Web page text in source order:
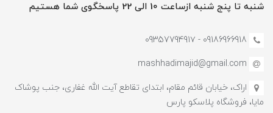
شنبه تا پنج شنبه ازساعت 10 الی 22 پاسخگوی شما هستیم
09186966918 - 0935779491۷
mashhadimajid@gmail.com
اراک، خیابان قائم مقام، ابتدای تقاطع آیت الله غفاری، جنب پوشاک
مایا، فروشگاه پلاسکو پارس